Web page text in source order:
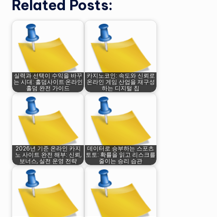
Related Posts:
실력과 선택이 수익을 바꾸
는 시대: 홀덤사이트·온라인
홀덤 완전 가이드
카지노코인: 속도와 신뢰로
온라인 게임 산업을 재구성
하는 디지털 칩
2026년 기준 온라인 카지
노 사이트 완전 해부: 신뢰,
보너스, 실전 운영 전략
데이터로 승부하는 스포츠
토토: 확률을 읽고 리스크를
줄이는 승리 습관